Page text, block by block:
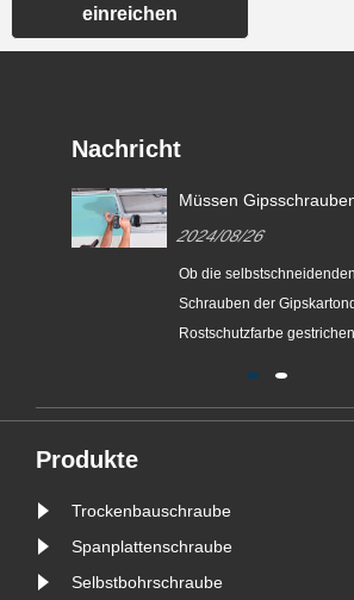
einreichen
Nachricht
Müssen
2024/08/26
Ob die selbstschneidenden
Schrauben der
Rostschutzfarbe gestrichen
Baugewohnheiten ab.
Produkte
Trockenbauschraube
Spanplattenschraube
Selbstbohrschraube